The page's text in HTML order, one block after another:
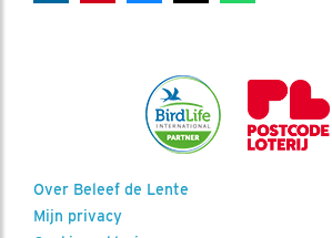
Over Beleef de Lente
Mijn privacy